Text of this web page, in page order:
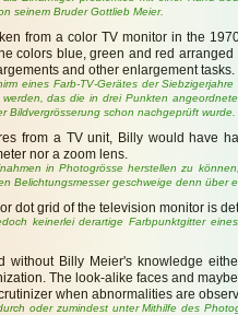
seinem Bruder Gottlieb Meier.
from a color TV monitor in the
colors blue, green and red
and other enlargement tasks.
eines Farb-TV-Gerätes der
das die in drei Punkten
Bildvergrösserung schon nachgeprüft wurde.
from a TV unit, Billy would have
nor a zoom lens.
in Photogrösse herstellen zu
Belichtungsmesser geschweige denn über
dot grid of the television monitor is
keinerlei derartige Farbpunktgitter
without Billy Meier's knowledge
The look-alike faces and
when abnormalities are
oder zumindest unter Mithilfe des